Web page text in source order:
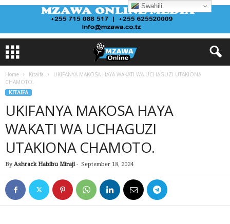
Home Kitaifa
UKIFANYA MAKOSA HAYA WAKATI WA UCHAGUZI UTAKIONA
CHAMOTO.
KITAIFA
UKIFANYA MAKOSA HAYA
WAKATI WA UCHAGUZI
UTAKIONA CHAMOTO.
By Ashrack Habibu Miraji- September 18, 2024
Swahili